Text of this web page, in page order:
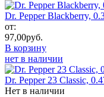
Dr. Pepper Blackberry,
от:
97,00руб.
В корзину
нет в наличии
Dr. Pepper 23 Classic,
Нет в наличии